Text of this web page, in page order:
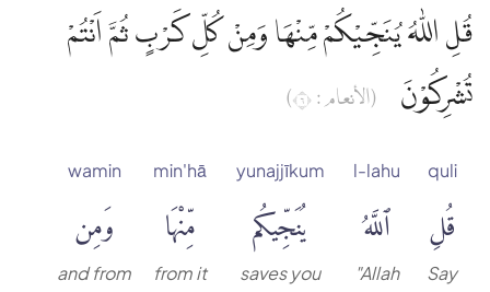
İbni Kesir
Muhammed Esed
Muslim Shahin
قُلِ اللّٰهُ يُنَجِّيْكُمْ مِّنْهَا وَمِنْ كُلِّ كَرْبٍ ثُمَّ اَنْتُمْ
تُشْرِكُوْنَ
(الأنعام : ٦)
quli
قُلِ
Say
l-lahu
ٱللَّهُ
"Allah
yunajjīkum
يُنَجِّيكُم
saves you
min'hā
مِّنْهَا
from it
wamin
وَمِن
and from